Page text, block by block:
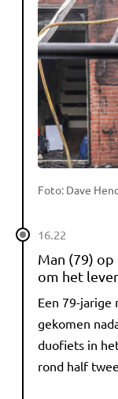
Foto: Dave
16.22
Man (79)
om het
Een 79-jarige
gekomen
duofiets in
rond half